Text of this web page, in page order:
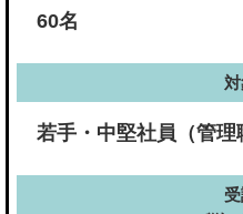
60名
若手・中堅社員（管理